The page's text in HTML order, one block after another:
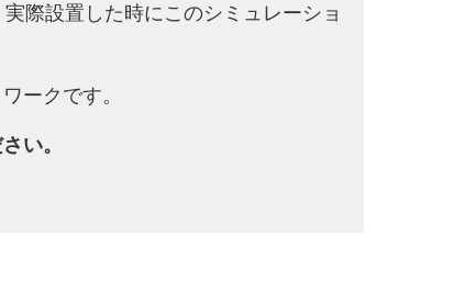
際設置した時にこのシミュレーショ
ークです。
い。